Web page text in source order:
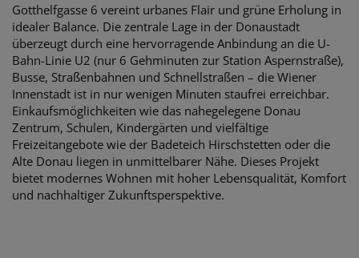
Gotthelfgasse 6 vereint urbanes Flair und grüne Erholung in
idealer Balance. Die zentrale Lage in der Donaustadt
überzeugt durch eine hervorragende Anbindung an die U-
Bahn-Linie U2 (nur 6 Gehminuten zur Station Aspernstraße),
Busse, Straßenbahnen und Schnellstraßen – die Wiener
Innenstadt ist in nur wenigen Minuten staufrei erreichbar.
Einkaufsmöglichkeiten wie das nahegelegene Donau
Zentrum, Schulen, Kindergärten und vielfältige
Freizeitangebote wie der Badeteich Hirschstetten oder die
Alte Donau liegen in unmittelbarer Nähe. Dieses Projekt
bietet modernes Wohnen mit hoher Lebensqualität, Komfort
und nachhaltiger Zukunftsperspektive.